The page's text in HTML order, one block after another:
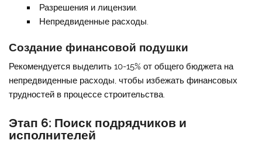
Разрешения и лицензии.
Непредвиденные расходы.
Создание финансовой подушки
Рекомендуется выделить 10-15% от общего бюджета на
непредвиденные расходы, чтобы избежать финансовых
трудностей в процессе строительства.
Этап 6: Поиск подрядчиков и
исполнителей